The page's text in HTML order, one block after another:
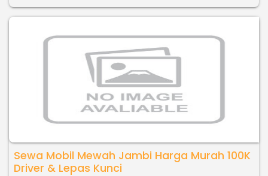
Sewa Mobil Mewah Jambi Harga Murah 100K
Driver & Lepas Kunci